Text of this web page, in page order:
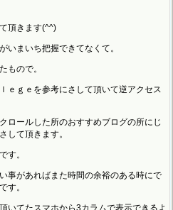
頂きます(^^)
いまいち把握できてなくて。
もので。
ｅｇｅを参考にさして頂いて逆アクセス
ロールした所のおすすめブログの所にじ
して頂きます。
す。
事があればまた時間の余裕のある時にで
す。